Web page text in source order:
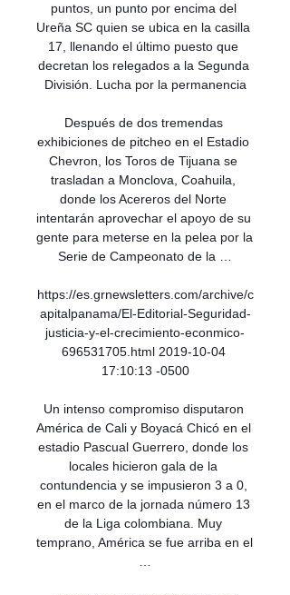
puntos, un punto por encima del
Ureña SC quien se ubica en la casilla
17, llenando el último puesto que
decretan los relegados a la Segunda
División. Lucha por la permanencia
Después de dos tremendas
exhibiciones de pitcheo en el Estadio
Chevron, los Toros de Tijuana se
trasladan a Monclova, Coahuila,
donde los Acereros del Norte
intentarán aprovechar el apoyo de su
gente para meterse en la pelea por la
Serie de Campeonato de la …
https://es.grnewsletters.com/archive/c
apitalpanama/El-Editorial-Seguridad-
justicia-y-el-crecimiento-econmico-
696531705.html 2019-10-04
17:10:13 -0500
Un intenso compromiso disputaron
América de Cali y Boyacá Chicó en el
estadio Pascual Guerrero, donde los
locales hicieron gala de la
contundencia y se impusieron 3 a 0,
en el marco de la jornada número 13
de la Liga colombiana. Muy
temprano, América se fue arriba en el